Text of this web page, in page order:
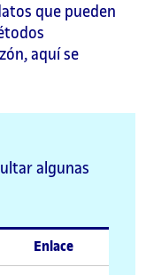
que pueden
aquí se
algunas
Enlace